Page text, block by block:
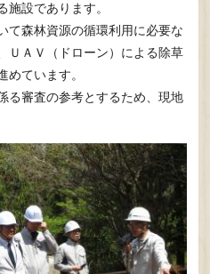
施設であります。
森林資源の循環利用に必要な
ＵＡＶ（ドローン）による除草
めています。
る審査の参考とするため、現地